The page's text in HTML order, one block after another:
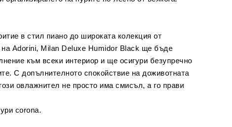
в стил пиано до широката колекция от
на Аdorini, Milan Deluxe Humidor Black ще бъде
към всеки интериор и ще осигури безупречно
С допълнителното спокойствие на доживотната
овлажнител не просто има смисъл, а го прави
corona.